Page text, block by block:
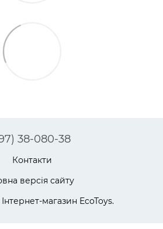
38-080-38
Контакти
версія сайту
магазин EcoToys.